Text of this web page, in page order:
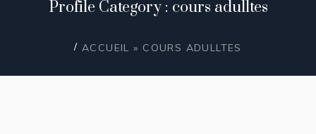
Profile Category : cours adulltes
/ ACCUEIL » COURS ADULLTES